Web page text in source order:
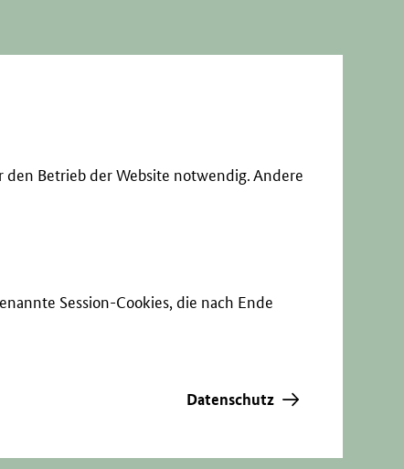
Betrieb der Website notwendig. Andere
Session-Cookies, die nach Ende
Datenschutz